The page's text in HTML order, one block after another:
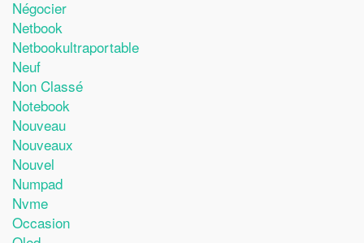
Négocier
Netbook
Netbookultraportable
Neuf
Non Classé
Notebook
Nouveau
Nouveaux
Nouvel
Numpad
Nvme
Occasion